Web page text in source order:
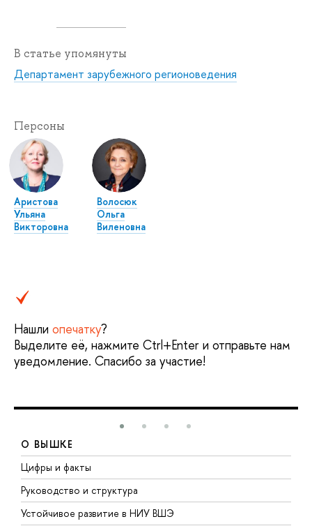
В статье упомянуты
Департамент зарубежного регионоведения
Персоны
Аристова
Ульяна
Викторовна
Волосюк
Ольга
Виленовна
Нашли опечатку?
Выделите её, нажмите Ctrl+Enter и отправьте нам
уведомление. Спасибо за участие!
О ВЫШКЕ
Цифры и факты
Руководство и структура
Устойчивое развитие в НИУ ВШЭ